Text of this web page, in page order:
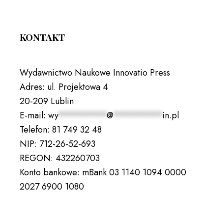
KONTAKT
Wydawnictwo Naukowe Innovatio Press
Adres: ul. Projektowa 4
20-209 Lublin
E-mail: wy*********@*********in.pl
Telefon: 81 749 32 48
NIP: 712-26-52-693
REGON: 432260703
Konto bankowe: mBank 03 1140 1094 0000
2027 6900 1080